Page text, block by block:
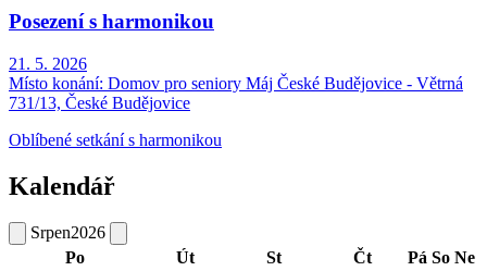
Posezení s harmonikou
21. 5. 2026
Místo konání: Domov pro seniory Máj České Budějovice - Větrná
731/13, České Budějovice
Oblíbené setkání s harmonikou
Kalendář
Srpen2026
Po
Út St Čt Pá So Ne